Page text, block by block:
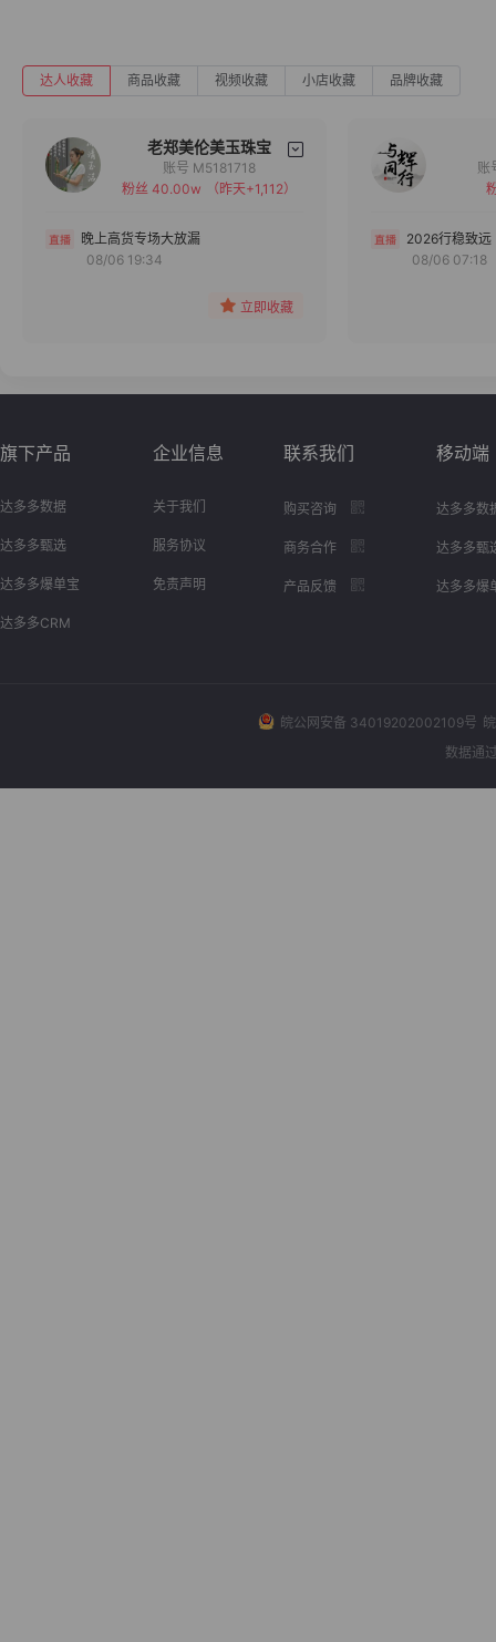
达人收藏 商品收藏 视频收藏 小店收藏 品牌收藏
老郑美伦美玉珠宝
备注
分组
账号 M5181718
粉丝 40.00w
（昨天+1,112）
晚上高货专场大放漏
08/06 19:34
立即收藏
2026行稳致远
08/06 07:18
旗下产品
达多多数据
达多多甄选
达多多爆单宝
达多多CRM
企业信息
关于我们
服务协议
免责声明
联系我们
购买咨询
商务合作
产品反馈
移动端
达多多数
达多多甄
达多多爆
皖公网安备 34019202002109号
数据通